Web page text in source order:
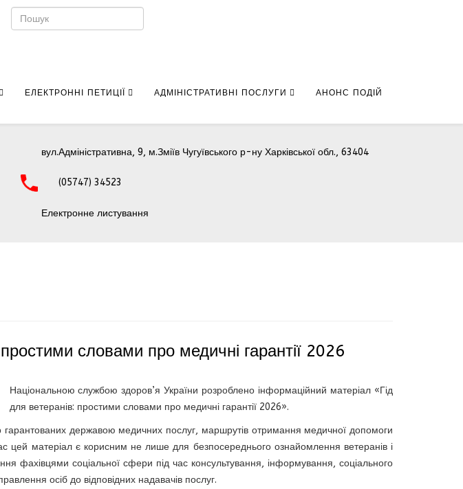
ЕЛЕКТРОННІ ПЕТИЦІЇ АДМІНІСТРАТИВНІ ПОСЛУГИ АНОНС ПОДІЙ
вул.Адміністративна, 9, м.Зміїв Чугуївського р-ну Харківської обл., 63404
(05747) 34523
Електронне листування
словами про медичні гарантії 2026
Національною службою здоров’я України розроблено інформаційний матеріал «Гід
для ветеранів: простими словами про медичні гарантії 2026».
гарантованих державою медичних послуг, маршрутів отримання медичної допомоги
цей матеріал є корисним не лише для безпосереднього ознайомлення ветеранів і
фахівцями соціальної сфери під час консультування, інформування, соціального
осіб до відповідних надавачів послуг.